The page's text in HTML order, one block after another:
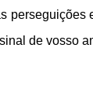
de vosso